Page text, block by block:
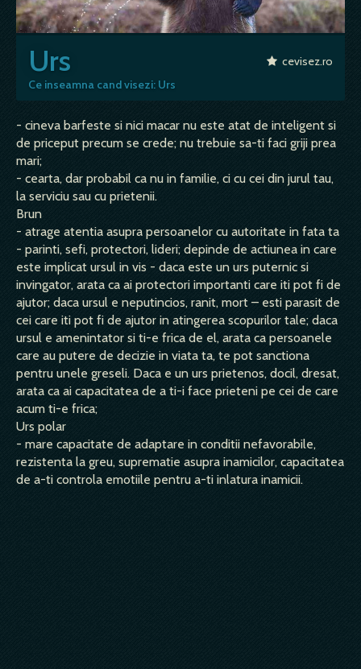
Urs
Ce inseamna cand visezi: Urs
cevisez.ro
- cineva barfeste si nici macar nu este atat de inteligent si
de priceput precum se crede; nu trebuie sa-ti faci griji prea
mari;
- cearta, dar probabil ca nu in familie, ci cu cei din jurul tau,
la serviciu sau cu prietenii.
Brun
- atrage atentia asupra persoanelor cu autoritate in fata ta
- parinti, sefi, protectori, lideri; depinde de actiunea in care
este implicat ursul in vis - daca este un urs puternic si
invingator, arata ca ai protectori importanti care iti pot fi de
ajutor; daca ursul e neputincios, ranit, mort – esti parasit de
cei care iti pot fi de ajutor in atingerea scopurilor tale; daca
ursul e amenintator si ti-e frica de el, arata ca persoanele
care au putere de decizie in viata ta, te pot sanctiona
pentru unele greseli. Daca e un urs prietenos, docil, dresat,
arata ca ai capacitatea de a ti-i face prieteni pe cei de care
acum ti-e frica;
Urs polar
- mare capacitate de adaptare in conditii nefavorabile,
rezistenta la greu, suprematie asupra inamicilor, capacitatea
de a-ti controla emotiile pentru a-ti inlatura inamicii.